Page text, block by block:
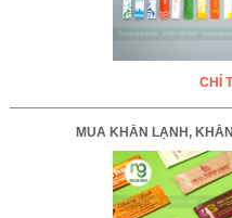
CHỈ
MUA KHĂN LẠNH,